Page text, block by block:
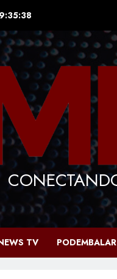
TV PODEMBALAR